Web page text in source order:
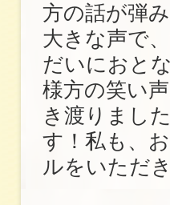
方の話が弾
大きな声で
だいにおと
様方の笑い
き渡りまし
す！私も、
ルをいただ